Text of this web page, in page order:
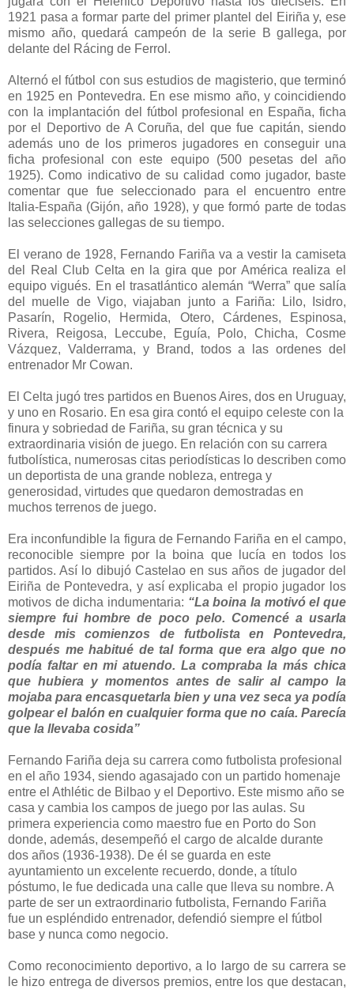
1921 pasa a formar parte del primer plantel del Eiriña y, ese
mismo año, quedará campeón de la serie B gallega, por
delante del Rácing de Ferrol.
Alternó el fútbol con sus estudios de magisterio, que terminó
en 1925 en Pontevedra. En ese mismo año, y coincidiendo
con la implantación del fútbol profesional en España, ficha
por el Deportivo de A Coruña, del que fue capitán, siendo
además uno de los primeros jugadores en conseguir una
ficha profesional con este equipo (500 pesetas del año
1925). Como indicativo de su calidad como jugador, baste
comentar que fue seleccionado para el encuentro entre
Italia-España (Gijón, año 1928), y que formó parte de todas
las selecciones gallegas de su tiempo.
El verano de 1928, Fernando Fariña va a vestir la camiseta
del Real Club Celta en la gira que por América realiza el
equipo vigués. En el trasatlántico alemán “Werra” que salía
del muelle de Vigo, viajaban junto a Fariña: Lilo, Isidro,
Pasarín, Rogelio, Hermida, Otero, Cárdenes, Espinosa,
Rivera, Reigosa, Leccube, Eguía, Polo, Chicha, Cosme
Vázquez, Valderrama, y Brand, todos a las ordenes del
entrenador Mr Cowan.
El Celta jugó tres partidos en Buenos Aires, dos en Uruguay,
y uno en Rosario. En esa gira contó el equipo celeste con la
finura y sobriedad de Fariña, su gran técnica y su
extraordinaria visión de juego. En relación con su carrera
futbolística, numerosas citas periodísticas lo describen como
un deportista de una grande nobleza, entrega y
generosidad, virtudes que quedaron demostradas en
muchos terrenos de juego.
Era inconfundible la figura de Fernando Fariña en el campo,
reconocible siempre por la boina que lucía en todos los
partidos. Así lo dibujó Castelao en sus años de jugador del
Eiriña de Pontevedra, y así explicaba el propio jugador los
motivos de dicha indumentaria: “La boina la motivó el que
siempre fui hombre de poco pelo. Comencé a usarla
desde mis comienzos de futbolista en Pontevedra,
después me habitué de tal forma que era algo que no
podía faltar en mi atuendo. La compraba la más chica
que hubiera y momentos antes de salir al campo la
mojaba para encasquetarla bien y una vez seca ya podía
golpear el balón en cualquier forma que no caía. Parecía
que la llevaba cosida”
Fernando Fariña deja su carrera como futbolista profesional
en el año 1934, siendo agasajado con un partido homenaje
entre el Athlétic de Bilbao y el Deportivo. Este mismo año se
casa y cambia los campos de juego por las aulas. Su
primera experiencia como maestro fue en Porto do Son
donde, además, desempeñó el cargo de alcalde durante
dos años (1936-1938). De él se guarda en este
ayuntamiento un excelente recuerdo, donde, a título
póstumo, le fue dedicada una calle que lleva su nombre. A
parte de ser un extraordinario futbolista, Fernando Fariña
fue un espléndido entrenador, defendió siempre el fútbol
base y nunca como negocio.
Como reconocimiento deportivo, a lo largo de su carrera se
le hizo entrega de diversos premios, entre los que destacan,